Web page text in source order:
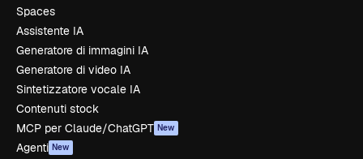
Spaces
Assistente IA
Generatore di immagini IA
Generatore di video IA
Sintetizzatore vocale IA
Contenuti stock
MCP per Claude/ChatGPT New
Agenti New